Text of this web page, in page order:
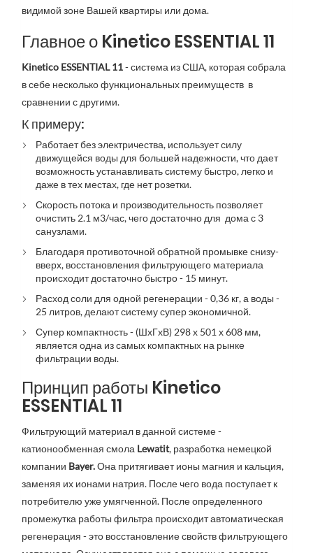
видимой зоне Вашей квартиры или дома.
Главное о Kinetico ESSENTIAL 11
Kinetico ESSENTIAL 11- система из США, которая собрала
в себе несколько функциональных преимуществ в
сравнении с другими.
К примеру:
Работает без электричества, использует силу
движущейся воды для большей надежности, что дает
возможность устанавливать систему быстро, легко и
даже в тех местах, где нет розетки.
Скорость потока и производительность позволяет
очистить 2.1 м3/час, чего достаточно для дома с 3
санузлами.
Благодаря противоточной обратной промывке снизу-
вверх, восстановления фильтрующего материала
происходит достаточно быстро - 15 минут.
Расход соли для одной регенерации - 0,36 кг, а воды -
25 литров, делают систему супер экономичной.
Супер компактность - (ШхГхВ) 298 х 501 х 608 мм,
является одна из самых компактных на рынке
фильтрации воды.
Принцип работы Kinetico
ESSENTIAL 11
Фильтрующий материал в данной системе -
катионообменная смола Lewatit, разработка немецкой
компании Bayer.Она притягивает ионы магния и кальция,
заменяя их ионами натрия. После чего вода поступает к
потребителю уже умягченной. После определенного
промежутка работы фильтра происходит автоматическая
регенерация - это восстановление свойств фильтрующего